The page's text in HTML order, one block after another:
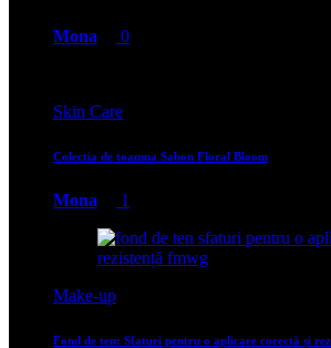
Mona 0
Skin Care
Colectia de toamna Sabon Floral Bloom
Mona 1
Make-up
Fond de ten: Sfaturi pentru o aplicare corectă și